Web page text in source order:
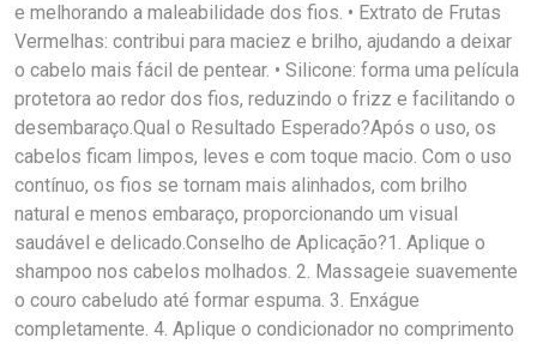
e melhorando a maleabilidade dos fios. • Extrato de Frutas
Vermelhas: contribui para maciez e brilho, ajudando a deixar
o cabelo mais fácil de pentear. • Silicone: forma uma película
protetora ao redor dos fios, reduzindo o frizz e facilitando o
desembaraço.Qual o Resultado Esperado?Após o uso, os
cabelos ficam limpos, leves e com toque macio. Com o uso
contínuo, os fios se tornam mais alinhados, com brilho
natural e menos embaraço, proporcionando um visual
saudável e delicado.Conselho de Aplicação?1. Aplique o
shampoo nos cabelos molhados. 2. Massageie suavemente
o couro cabeludo até formar espuma. 3. Enxágue
completamente. 4. Aplique o condicionador no comprimento